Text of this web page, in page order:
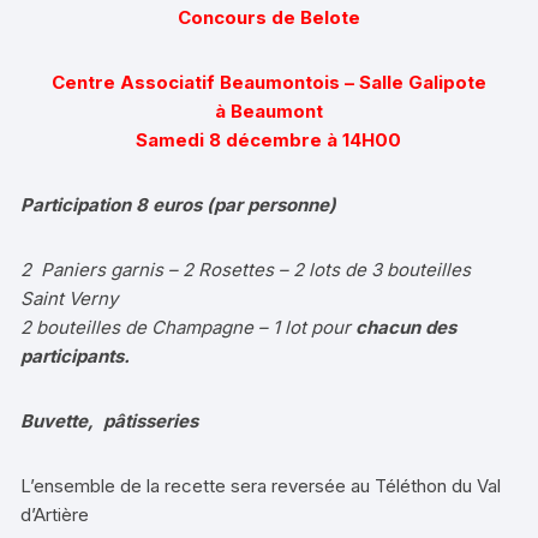
Concours de Belote
Centre Associatif Beaumontois – Salle Galipote
à Beaumont
Samedi 8 décembre à 14H00
Participation 8 euros (par personne)
2 Paniers garnis – 2 Rosettes – 2 lots de 3 bouteilles
Saint Verny
2 bouteilles de Champagne – 1 lot pourchacun des
participants.
Buvette, pâtisseries
L’ensemble de la recette sera reversée au Téléthon du Val
d’Artière